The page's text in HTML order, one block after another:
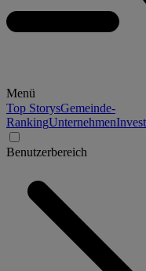
Menü
Top StorysGemeinde-
RankingUnternehmenInvest
Benutzerbereich